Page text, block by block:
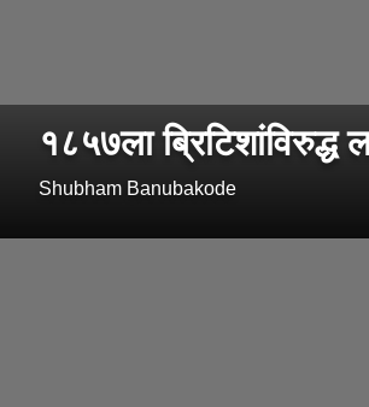
१८५७ला ब्रिटिशांविरुद्ध
Shubham Banubakode